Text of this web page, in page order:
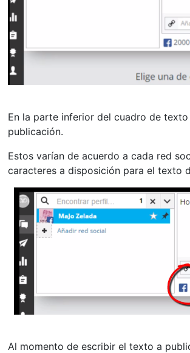
En la parte inferior del cuadro de
publicación.
Estos varían de acuerdo a cada red
caracteres a disposición para el texto
Al momento de escribir el texto a